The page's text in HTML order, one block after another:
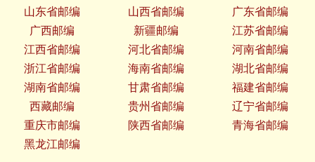
山东省邮编
山西省邮编
广东省邮编
广西邮编
新疆邮编
江苏省邮编
江西省邮编
河北省邮编
河南省邮编
浙江省邮编
海南省邮编
湖北省邮编
湖南省邮编
甘肃省邮编
福建省邮编
西藏邮编
贵州省邮编
辽宁省邮编
重庆市邮编
陕西省邮编
青海省邮编
黑龙江邮编